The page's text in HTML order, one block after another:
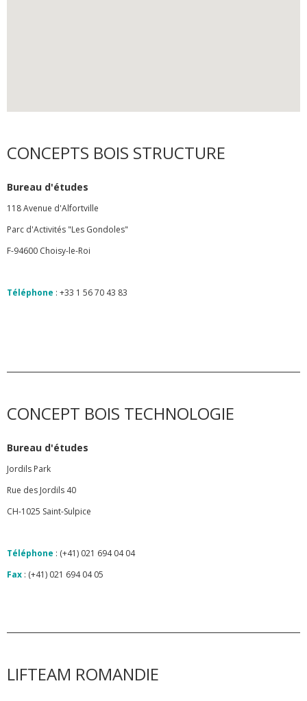
CONCEPTS BOIS STRUCTURE
Bureau d'études
118 Avenue d'Alfortville
Parc d'Activités "Les Gondoles"
F-94600 Choisy-le-Roi
Téléphone : +33 1 56 70 43 83
CONCEPT BOIS TECHNOLOGIE
Bureau d'études
Jordils Park
Rue des Jordils 40
CH-1025 Saint-Sulpice
Téléphone : (+41) 021 694 04 04
Fax : (+41) 021 694 04 05
LIFTEAM ROMANDIE